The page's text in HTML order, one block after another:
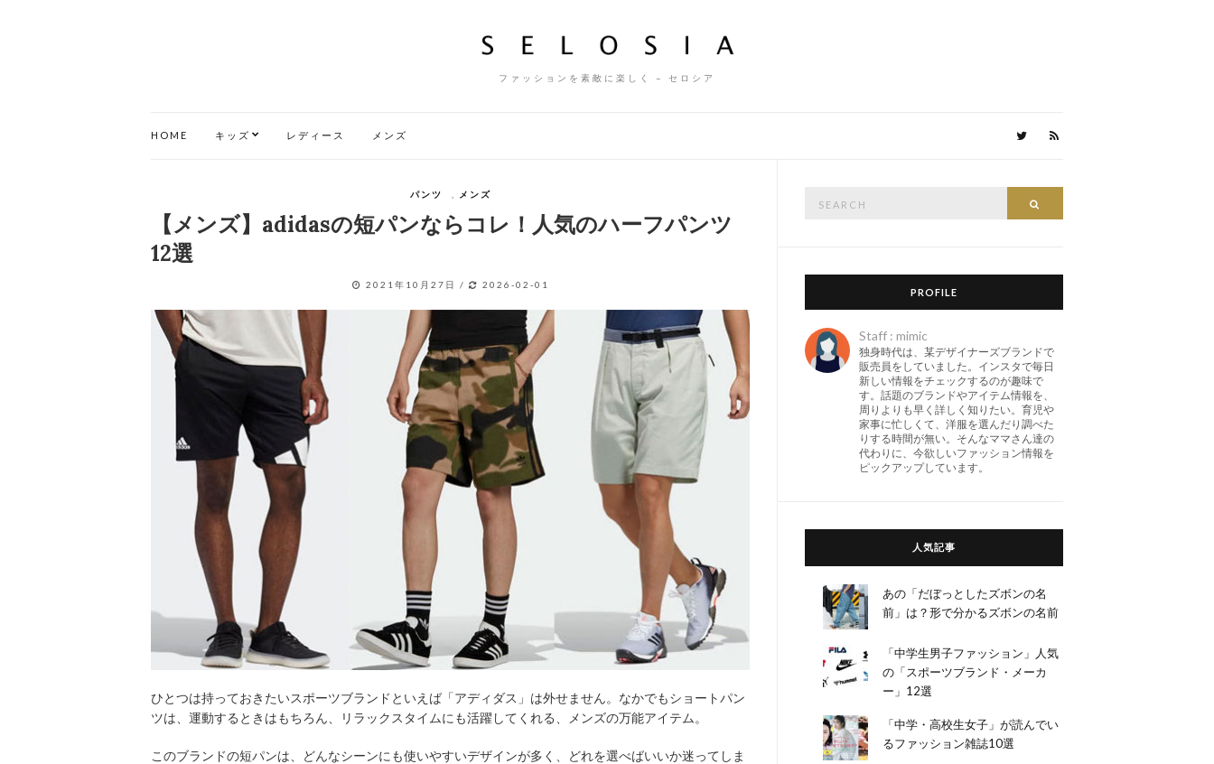
ファッションを素敵に楽しく – セロシア
HOME キッズ レディース メンズ
パンツ メンズ
【メンズ】adidasの短パンならコレ！人気のハーフパンツ
12選
2021年10月27日 / 2026-02-01
ひとつは持っておきたいスポーツブランドといえば「アディダス」は外せません。なかでもショートパン
ツは、運動するときはもちろん、リラックスタイムにも活躍してくれる、メンズの万能アイテム。
このブランドの短パンは、どんなシーンにも使いやすいデザインが多く、どれを選べばいいか迷ってしま
PROFILE
Staff : mimic
独身時代は、某デザイナーズブランドで
販売員をしていました。インスタで毎日
新しい情報をチェックするのが趣味で
す。話題のブランドやアイテム情報を、
周りよりも早く詳しく知りたい。育児や
家事に忙しくて、洋服を選んだり調べた
りする時間が無い。そんなママさん達の
代わりに、今欲しいファッション情報を
ピックアップしています。
人気記事
あの「だぼっとしたズボンの名
前」は？形で分かるズボンの名前
「中学生男子ファッション」人気
の「スポーツブランド・メーカ
ー」12選
「中学・高校生女子」が読んでい
るファッション雑誌10選